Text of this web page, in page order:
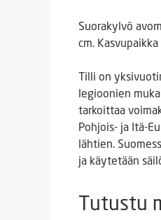
Suorakylvö
cm.
Tilli on
legioonien
tarkoittaa
Pohjois- ja Itä-
lähtien.
ja käytetään
Tutustu